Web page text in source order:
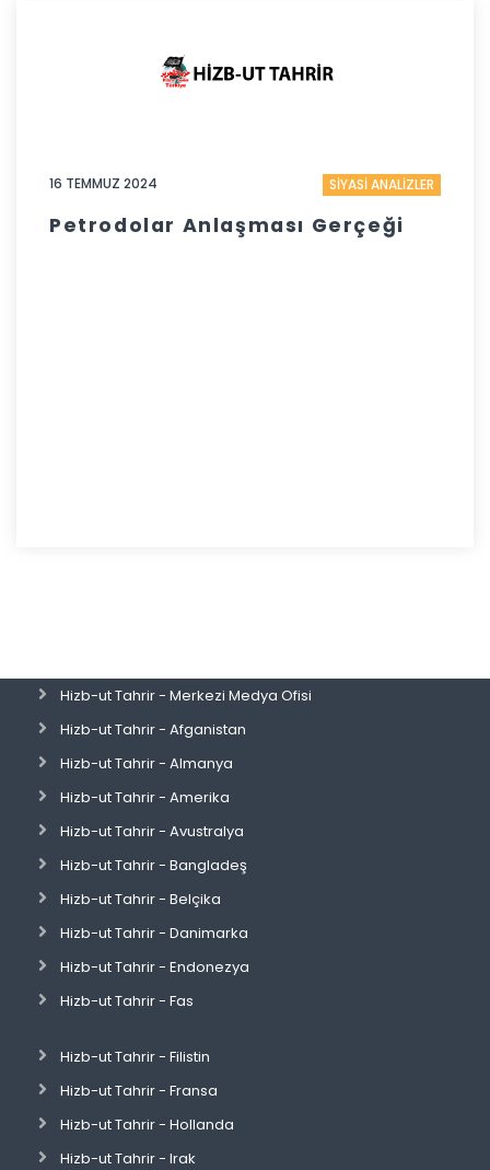
16 TEMMUZ 2024 SİYASİ ANALİZLER
Petrodolar Anlaşması Gerçeği
Hizb-ut Tahrir - Merkezi Medya Ofisi
Hizb-ut Tahrir - Afganistan
Hizb-ut Tahrir - Almanya
Hizb-ut Tahrir - Amerika
Hizb-ut Tahrir - Avustralya
Hizb-ut Tahrir - Bangladeş
Hizb-ut Tahrir - Belçika
Hizb-ut Tahrir - Danimarka
Hizb-ut Tahrir - Endonezya
Hizb-ut Tahrir - Fas
Hizb-ut Tahrir - Filistin
Hizb-ut Tahrir - Fransa
Hizb-ut Tahrir - Hollanda
Hizb-ut Tahrir - Irak